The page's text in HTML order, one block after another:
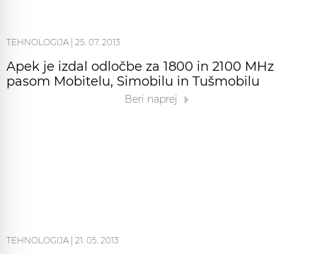
TEHNOLOGIJA 25. 07. 2013
Apek je izdal odločbe za 1800 in 2100 MHz
pasom Mobitelu, Simobilu in Tušmobilu
Beri naprej
TEHNOLOGIJA 21. 05. 2013